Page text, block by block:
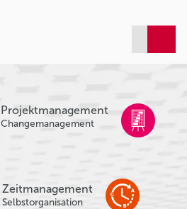
Projektmanagement
Changemanagement
Zeitmanagement
Selbstorganisation